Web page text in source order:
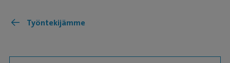
Työntekijämme